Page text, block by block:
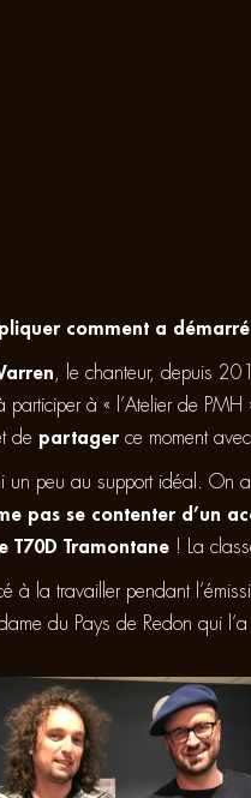
comment a
, le chanteur, depuis
à participer à « l’Atelier de
de partagerce moment
un peu au support idéal. On
pas se contenter d’un
T70D Tramontane ! La
à la travailler pendant
du Pays de Redon qui